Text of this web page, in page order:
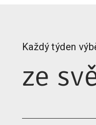
Každý týden
ze